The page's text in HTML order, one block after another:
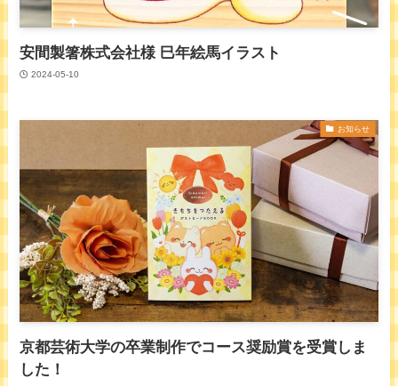
安間製箸株式会社様 巳年絵馬イラスト
2024-05-10
お知らせ
京都芸術大学の卒業制作でコース奨励賞を受賞しま
した！